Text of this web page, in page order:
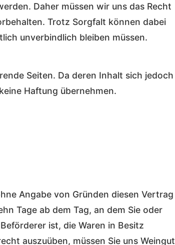
Daher müssen wir uns das Recht
Trotz Sorgfalt können dabei
unverbindlich bleiben müssen.
Seiten. Da deren Inhalt sich jedoch
Haftung übernehmen.
Angabe von Gründen diesen Vertrag
Tage ab dem Tag, an dem Sie oder
ist, die Waren in Besitz
auszuüben, müssen Sie uns Weingut